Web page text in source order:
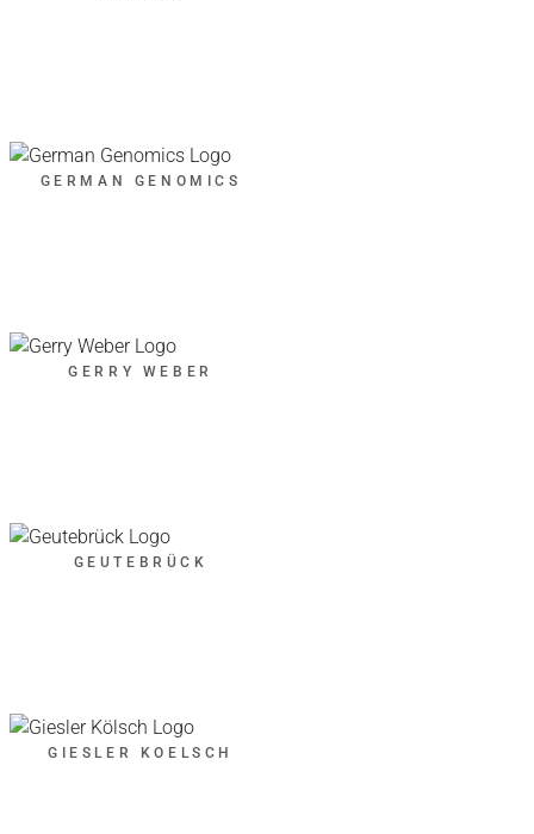
GERMAN GENOMICS
GERRY WEBER
GEUTEBRÜCK
GIESLER KOELSCH